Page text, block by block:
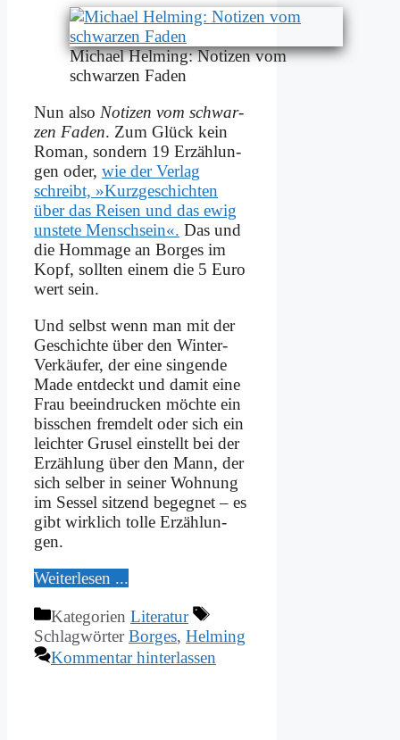
Mi­cha­el Hel­ming: No­ti­zen vom
schwar­zen Fa­den
Nun al­so No­ti­zen vom schwar­
zen Fa­den. Zum Glück kein
Ro­man, son­dern 19 Er­zäh­lun­
gen oder, wie der Ver­lag
schreibt, »Kurz­ge­schich­ten
über das Rei­sen und das ewig
un­ste­te Mensch­sein«. Das und
die Hom­mage an Bor­ges im
Kopf, soll­ten ei­nem die 5 Eu­ro
wert sein.
Und selbst wenn man mit der
Ge­schich­te über den Win­ter-
Ver­käu­fer, der ei­ne sin­gen­de
Ma­de ent­deckt und da­mit ei­ne
Frau be­ein­drucken möch­te ein
biss­chen frem­delt oder sich ein
leich­ter Gru­sel ein­stellt bei der
Er­zäh­lung über den Mann, der
sich sel­ber in sei­ner Woh­nung
im Ses­sel sit­zend be­geg­net – es
gibt wirk­lich tol­le Er­zäh­lun­
gen.
Wei­ter­le­sen ...
Kategorien Literatur
SchlagwörterBorges, Helming
Kommentar hinterlassen